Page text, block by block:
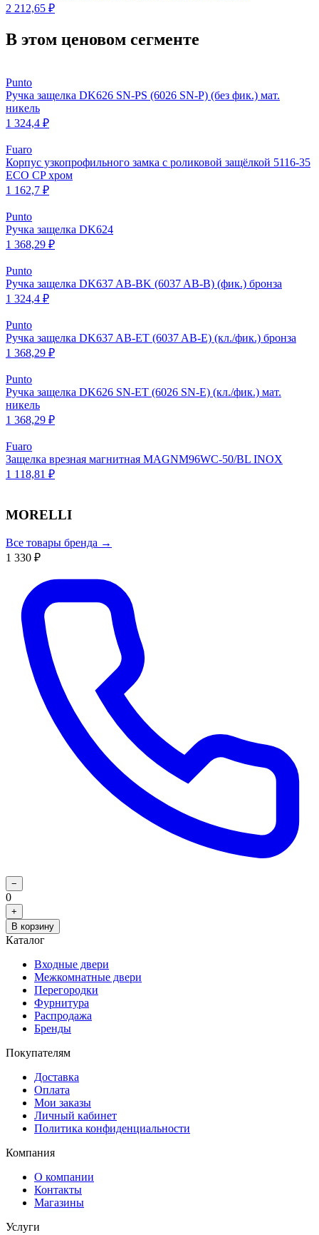
2 212,65 ₽
В этом ценовом сегменте
Punto
Ручка защелка DK626 SN-PS (6026 SN-P) (без фик.) мат.
никель
1 324,4 ₽
Fuaro
Корпус узкопрофильного замка с роликовой защёлкой 5116-35
ECO CP хром
1 162,7 ₽
Punto
Ручка защелка DK624
1 368,29 ₽
Punto
Ручка защелка DK637 AB-BK (6037 AB-B) (фик.) бронза
1 324,4 ₽
Punto
Ручка защелка DK637 AB-ET (6037 AB-E) (кл./фик.) бронза
1 368,29 ₽
Punto
Ручка защелка DK626 SN-ET (6026 SN-E) (кл./фик.) мат.
никель
1 368,29 ₽
Fuaro
Защелка врезная магнитная MAGNM96WC-50/BL INOX
1 118,81 ₽
MORELLI
Все товары бренда →
1 330 ₽
−
0
+
В корзину
Каталог
Входные двери
Межкомнатные двери
Перегородки
Фурнитура
Распродажа
Бренды
Покупателям
Доставка
Оплата
Мои заказы
Личный кабинет
Политика конфиденциальности
Компания
О компании
Контакты
Магазины
Услуги